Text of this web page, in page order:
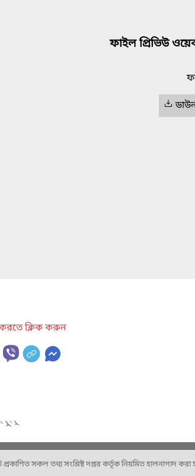
ফাইল প্রিভিউ
ক্লিক করুন
সকল তথ্য সংশ্লিষ্ট দপ্তর কর্তৃক নিয়মিত হালনাগাদ করা